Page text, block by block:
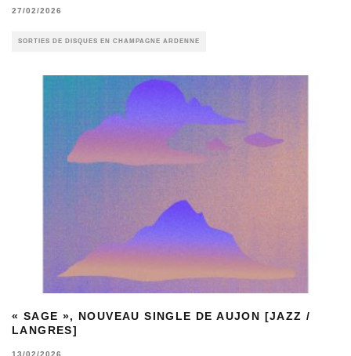
27/02/2026
SORTIES DE DISQUES EN CHAMPAGNE ARDENNE
« SAGE », NOUVEAU SINGLE DE AUJON [JAZZ /
LANGRES]